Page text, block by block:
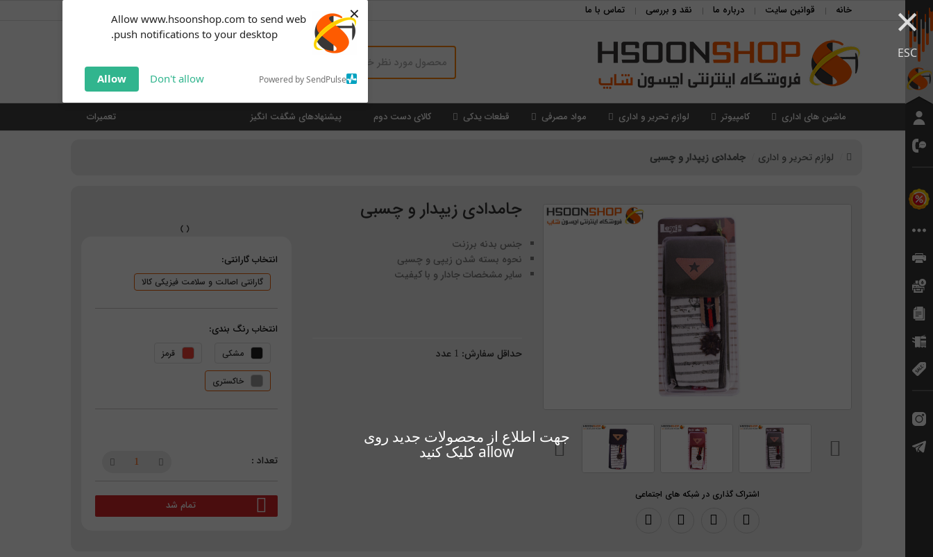
Allow www.hsoonshop.com to send web
push notifications to your desktop.
Powered by SendPulse
Don't allow
Allow
× ×
ESC
جهت اطلاع از محصولات جدید روی
allow کلیک کنید
notifications!
Click the bell icon to enable
خانه قوانین سایت درباره ما نقد و بررسی تماس با ما
ماشین های اداری کامپیوتر لوازم تحریر و اداری مواد مصرفی قطعات یدکی کالای دست دوم پیشنهادهای شگفت انگیز تعمیرات
لوازم تحریر و اداری جامدادی زیپدار و چسبی
اشتراک گذاری در شبکه های اجتماعی
جامدادی زیپدار و چسبی
جنس بدنه برزنت
نحوه بسته شدن زیپی و چسبی
سایر مشخصات جادار و با کیفیت
حداقل سفارش: 1 عدد
انتخاب گارانتی:
گارانتی اصالت و سلامت فیزیکی کالا
انتخاب رنگ بندی:
مشکی قرمز
خاکستری
تمام شد